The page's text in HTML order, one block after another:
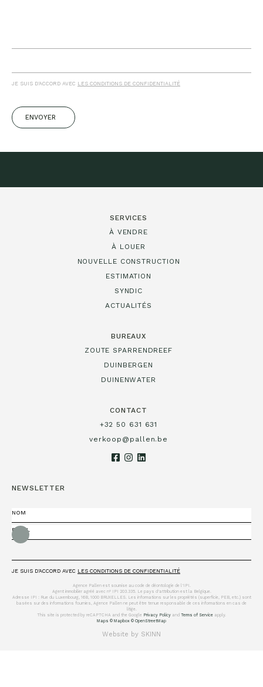
JE SUIS D'ACCORD AVEC LES CONDITIONS DE CONFIDENTIALITÉ
ENVOYER
SERVICES
À VENDRE
À LOUER
NOUVELLE CONSTRUCTION
ESTIMATION
SYNDIC
ACTUALITÉS
BUREAUX
ZOUTE SPARRENDREEF
DUINBERGEN
DUINENWATER
CONTACT
+32 50 631 631
verkoop@pallen.be
NEWSLETTER
JE SUIS D'ACCORD AVEC LES CONDITIONS DE CONFIDENTIALITÉ
Agence Pallen est soumise au code de déontologie de l'IPI.
Agent immobilier agréé avec n° IPI 203.335. Le pays d'attribution est la Belgique.
Adresse IPI : Rue du Luxembourg, 16B, 1000 BRUXELLES. Les informations sur les propriétés (superficie, PEB, etc.) sont
basées sur des informations fournies, Agence Pallen ne peut être tenue responsable de ces informations en cas de
litige.
This site is protected by reCAPTCHA and the Google Privacy Policy and Terms of Service apply.
Maps © Mapbox © OpenStreetMap
Website by SKINN